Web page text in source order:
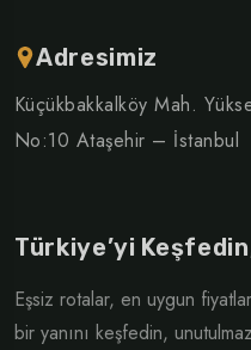
Adresimiz
Küçükbakkalköy Mah.
No:10 Ataşehir – İstanbul
Türkiye’yi
Eşsiz rotalar, en uygun
bir yanını keşfedin,